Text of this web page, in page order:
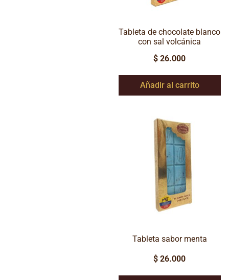
Tableta de chocolate blanco
con sal volcánica
$ 26.000
Añadir al carrito
Tableta sabor menta
$ 26.000